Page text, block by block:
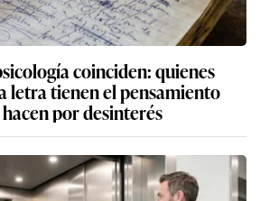
coinciden: quienes
letra tienen el pensamiento
por desinterés